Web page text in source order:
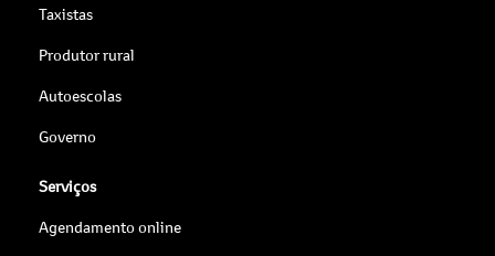
Taxistas
Produtor rural
Autoescolas
Governo
Serviços
Agendamento online